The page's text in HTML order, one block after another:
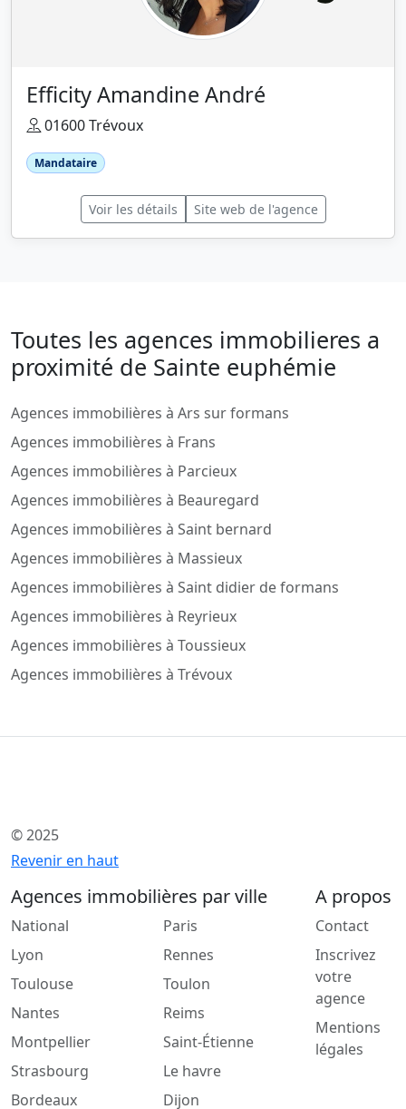
Efficity Amandine André
01600 Trévoux
Mandataire
Voir les détails Site web de l'agence
Toutes les agences immobilieres a
proximité de Sainte euphémie
Agences immobilières à Ars sur formans
Agences immobilières à Frans
Agences immobilières à Parcieux
Agences immobilières à Beauregard
Agences immobilières à Saint bernard
Agences immobilières à Massieux
Agences immobilières à Saint didier de formans
Agences immobilières à Reyrieux
Agences immobilières à Toussieux
Agences immobilières à Trévoux
© 2025
Revenir en haut
Agences immobilières par ville
National
Lyon
Toulouse
Nantes
Montpellier
Strasbourg
Bordeaux
Paris
Rennes
Toulon
Reims
Saint-Étienne
Le havre
Dijon
A propos
Contact
Inscrivez
votre
agence
Mentions
légales